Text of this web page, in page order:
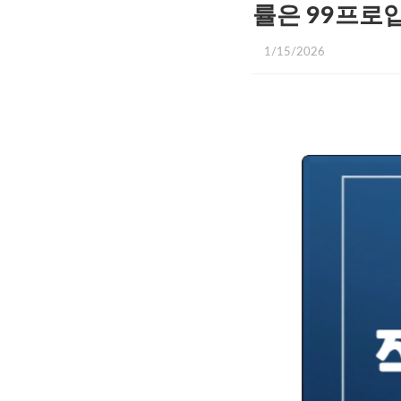
률은 99프로
1/15/2026